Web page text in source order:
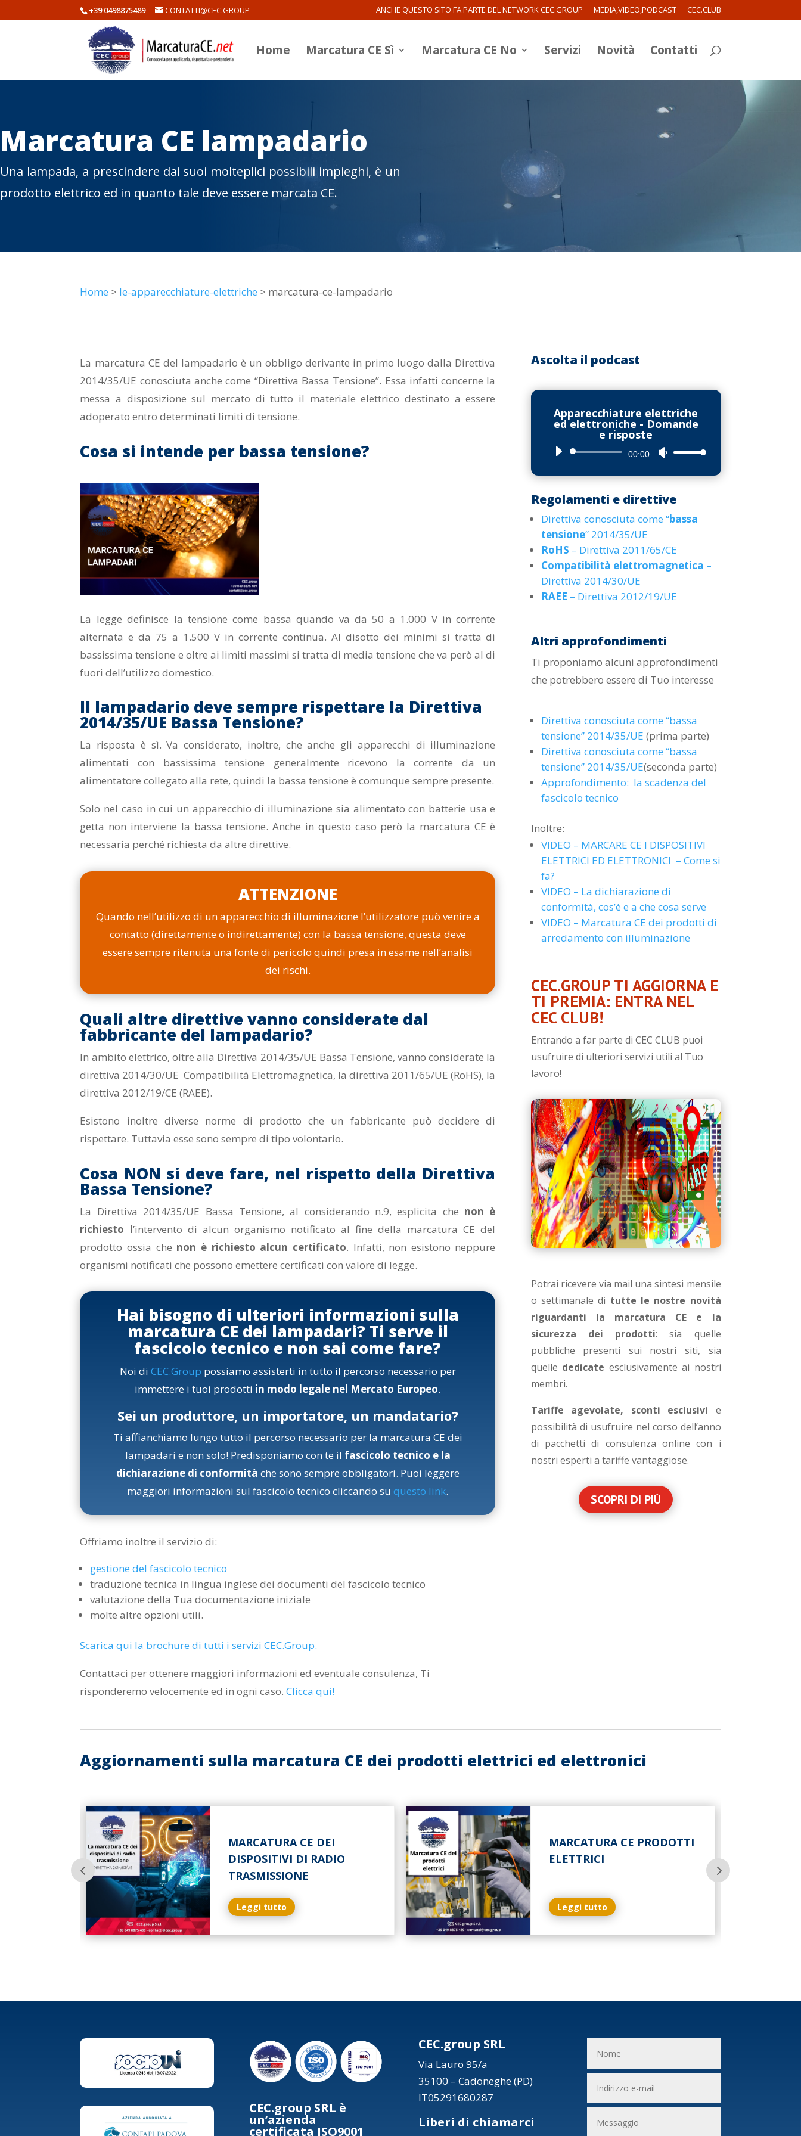
+39 0498875489 CONTATTI@CEC.GROUP ANCHE QUESTO SITO FA PARTE DEL NETWORK CEC.GROUP MEDIA,VIDEO,PODCAST CEC.CLUB
Home Marcatura CE Sì Marcatura CE No Servizi Novità Contatti
Marcatura CE lampadario
Una lampada, a prescindere dai suoi molteplici possibili impieghi, è un
prodotto elettrico ed in quanto tale deve essere marcata CE.
Home > le-apparecchiature-elettriche > marcatura-ce-lampadario
La marcatura CE del lampadario è un obbligo derivante in primo luogo dalla Direttiva
2014/35/UE conosciuta anche come “Direttiva Bassa Tensione”. Essa infatti concerne la
messa a disposizione sul mercato di tutto il materiale elettrico destinato a essere
adoperato entro determinati limiti di tensione.
Cosa si intende per bassa tensione?
La legge definisce la tensione come bassa quando va da 50 a 1.000 V in corrente
alternata e da 75 a 1.500 V in corrente continua. Al disotto dei minimi si tratta di
bassissima tensione e oltre ai limiti massimi si tratta di media tensione che va però al di
fuori dell’utilizzo domestico.
Il lampadario deve sempre rispettare la Direttiva
2014/35/UE Bassa Tensione?
La risposta è sì. Va considerato, inoltre, che anche gli apparecchi di illuminazione
alimentati con bassissima tensione generalmente ricevono la corrente da un
alimentatore collegato alla rete, quindi la bassa tensione è comunque sempre presente.
Solo nel caso in cui un apparecchio di illuminazione sia alimentato con batterie usa e
getta non interviene la bassa tensione. Anche in questo caso però la marcatura CE è
necessaria perché richiesta da altre direttive.
ATTENZIONE
Quando nell’utilizzo di un apparecchio di illuminazione l’utilizzatore può venire a
contatto (direttamente o indirettamente) con la bassa tensione, questa deve
essere sempre ritenuta una fonte di pericolo quindi presa in esame nell’analisi
dei rischi.
Quali altre direttive vanno considerate dal
fabbricante del lampadario?
In ambito elettrico, oltre alla Direttiva 2014/35/UE Bassa Tensione, vanno considerate la
direttiva 2014/30/UE Compatibilità Elettromagnetica, la direttiva 2011/65/UE (RoHS), la
direttiva 2012/19/CE (RAEE).
Esistono inoltre diverse norme di prodotto che un fabbricante può decidere di
rispettare. Tuttavia esse sono sempre di tipo volontario.
Cosa NON si deve fare, nel rispetto della Direttiva
Bassa Tensione?
La Direttiva 2014/35/UE Bassa Tensione, al considerando n.9, esplicita che non è
richiesto l’intervento di alcun organismo notificato al fine della marcatura CE del
prodotto ossia che non è richiesto alcun certificato. Infatti, non esistono neppure
organismi notificati che possono emettere certificati con valore di legge.
Hai bisogno di ulteriori informazioni sulla
marcatura CE dei lampadari? Ti serve il
fascicolo tecnico e non sai come fare?
Noi di CEC.Group possiamo assisterti in tutto il percorso necessario per
immettere i tuoi prodotti in modo legale nel Mercato Europeo.
Sei un produttore, un importatore, un mandatario?
Ti affianchiamo lungo tutto il percorso necessario per la marcatura CE dei
lampadari e non solo! Predisponiamo con te il fascicolo tecnico e la
dichiarazione di conformità che sono sempre obbligatori. Puoi leggere
maggiori informazioni sul fascicolo tecnico cliccando suquesto link.
Offriamo inoltre il servizio di:
gestione del fascicolo tecnico
traduzione tecnica in lingua inglese dei documenti del fascicolo tecnico
valutazione della Tua documentazione iniziale
molte altre opzioni utili.
Scarica qui la brochure di tutti i servizi CEC.Group.
Contattaci per ottenere maggiori informazioni ed eventuale consulenza, Ti
risponderemo velocemente ed in ogni caso.Clicca qui!
Ascolta il podcast
Apparecchiature elettriche
ed elettroniche - Domande
e risposte
Audio
00:00
Usa
freccia
su/giù
aumentare
o
il
Regolamenti e direttive
Direttiva conosciuta come “bassa
tensione” 2014/35/UE
RoHS – Direttiva 2011/65/CE
Compatibilità elettromagnetica –
Direttiva 2014/30/UE
RAEE – Direttiva 2012/19/UE
Altri approfondimenti
Ti proponiamo alcuni approfondimenti
che potrebbero essere di Tuo interesse
Direttiva conosciuta come “bassa
tensione” 2014/35/UE (prima parte)
Direttiva conosciuta come “bassa
tensione” 2014/35/UE(seconda parte)
Approfondimento: la scadenza del
fascicolo tecnico
Inoltre:
VIDEO – MARCARE CE I DISPOSITIVI
ELETTRICI ED ELETTRONICI – Come si
fa?
VIDEO – La dichiarazione di
conformità, cos’è e a che cosa serve
VIDEO – Marcatura CE dei prodotti di
arredamento con illuminazione
CEC.GROUP TI AGGIORNA E
TI PREMIA: ENTRA NEL
CEC CLUB!
Entrando a far parte di CEC CLUB puoi
usufruire di ulteriori servizi utili al Tuo
lavoro!
Potrai ricevere via mail una sintesi mensile
o settimanale di tutte le nostre novità
riguardanti la marcatura CE e la
sicurezza dei prodotti: sia quelle
pubbliche presenti sui nostri siti, sia
quelle dedicate esclusivamente ai nostri
membri.
Tariffe agevolate, sconti esclusivi e
possibilità di usufruire nel corso dell’anno
di pacchetti di consulenza online con i
nostri esperti a tariffe vantaggiose.
SCOPRI DI PIÙ
Aggiornamenti sulla marcatura CE dei prodotti elettrici ed elettronici
MARCATURA CE DEI
DISPOSITIVI DI RADIO
TRASMISSIONE
Leggi tutto
MARCATURA CE PRODOTTI
ELETTRICI
Leggi tutto
CEC.group SRL è
un’azienda
certificata ISO9001
CEC.group SRL
Via Lauro 95/a
35100 – Cadoneghe (PD)
IT05291680287
Liberi di chiamarci